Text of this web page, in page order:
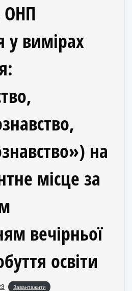
ОНП
у вимірах
на
місце за
вечірньої
освіти
Завантажити